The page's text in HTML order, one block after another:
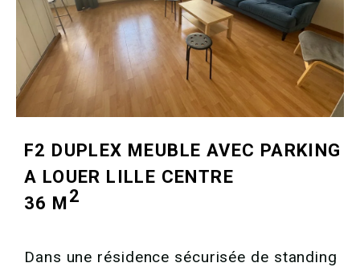
F2 DUPLEX MEUBLE AVEC PARKING
A LOUER LILLE CENTRE
36 M2
Dans une résidence sécurisée de standing